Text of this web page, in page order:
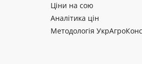
Ціни на сою
Аналітика цін
Методологія